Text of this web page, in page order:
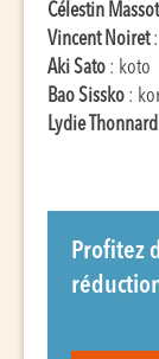
Célestin Massot
Vincent Noiret:
Aki Sato : koto
Bao Sissko :
Lydie Thonnard
Profitez